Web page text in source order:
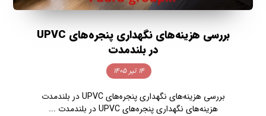
بررسی هزینه‌های نگهداری پنجره‌های UPVC
در بلندمدت
۱۴ تیر ۱۴۰۵
بررسی هزینه‌های نگهداری پنجره‌های UPVC در بلندمدت
هزینه‌های نگهداری پنجره‌های UPVC در بلندمدت ...